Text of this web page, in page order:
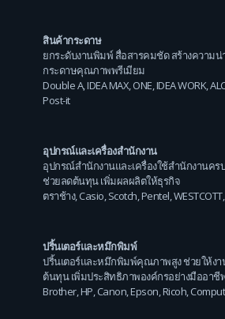
สินค้ากระดาษ
ยกระดับงานพิมพ์ สื่อสารคมชัด สร้างความน่
กระดาษคุณภาพพรีเมียม
Double A,IDEA MAX,ONE,IDEA WORK,
Post-it
อุปกรณ์และเครื่องสำนักงาน
อุปกรณ์สำนักงานและเครื่องใช้สำนักงานค
ช่วยลดต้นทุน เพิ่มผลผลิตให้ธุรกิจ
ตราช้าง,Casio,Scotch,Pentel,WESTCOTT,
ปริ้นเตอร์และหมึกพิมพ์
ปริ้นเตอร์และหมึกพิมพ์คุณภาพสูง ช่วยให้
ต้นทุน เพิ่มประสิทธิภาพองค์กรอย่างมืออาชี
Brother,HP,Canon,Epson,Ricoh,